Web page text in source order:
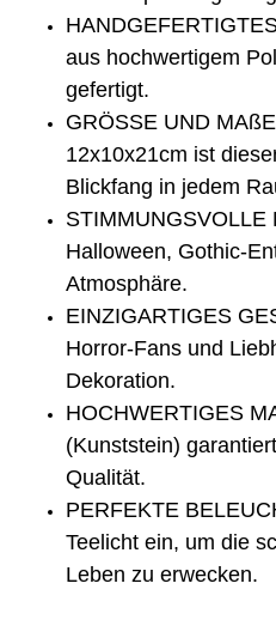
aus hochwertigem
gefertigt.
GRÖSSE UND
12x10x21cm ist
Blickfang in jedem
STIMMUNGSVOLLE
Halloween, Gothic-
Atmosphäre.
EINZIGARTIGES
Horror-Fans und
Dekoration.
HOCHWERTIGES
(Kunststein)
Qualität.
PERFEKTE
Teelicht ein, um die
Leben zu erwecken.